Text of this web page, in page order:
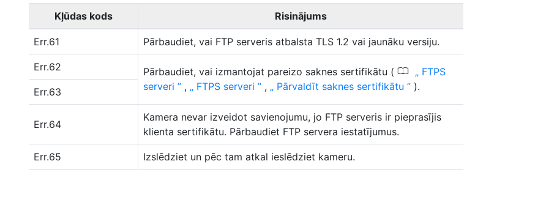
Kļūdas kods
Risinājums
Err.61 Pārbaudiet, vai FTP serveris atbalsta TLS 1.2 vai jaunāku versiju.
Err.62 Pārbaudiet, vai izmantojat pareizo saknes sertifikātu ( 0
FTPS
serveri
, FTPS serveri , Pārvaldīt saknes sertifikātu ).
Err.63
Err.64
Kamera nevar izveidot savienojumu, jo FTP serveris ir pieprasījis
klienta sertifikātu. Pārbaudiet FTP servera iestatījumus.
Err.65 Izslēdziet un pēc tam atkal ieslēdziet kameru.